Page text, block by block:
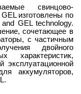
свинцово-
изготовлены по
GEL technology.
сочетающее в
с частичным
двойного
характеристик,
эксплуатационной
аккумуляторов,